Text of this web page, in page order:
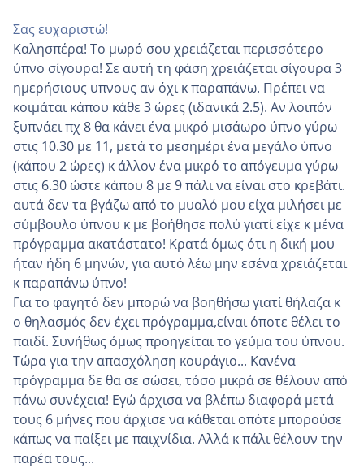
Σας ευχαριστώ!
Καλησπέρα! Το μωρό σου χρειάζεται περισσότερο
ύπνο σίγουρα! Σε αυτή τη φάση χρειάζεται σίγουρα 3
ημερήσιους υπνους αν όχι κ παραπάνω. Πρέπει να
κοιμάται κάπου κάθε 3 ώρες (ιδανικά 2.5). Αν λοιπόν
ξυπνάει πχ 8 θα κάνει ένα μικρό μισάωρο ύπνο γύρω
στις 10.30 με 11, μετά το μεσημέρι ένα μεγάλο ύπνο
(κάπου 2 ώρες) κ άλλον ένα μικρό το απόγευμα γύρω
στις 6.30 ώστε κάπου 8 με 9 πάλι να είναι στο κρεβάτι.
αυτά δεν τα βγάζω από το μυαλό μου είχα μιλήσει με
σύμβουλο ύπνου κ με βοήθησε πολύ γιατί είχε κ μένα
πρόγραμμα ακατάστατο! Κρατά όμως ότι η δική μου
ήταν ήδη 6 μηνών, για αυτό λέω μην εσένα χρειάζεται
κ παραπάνω ύπνο!
Για το φαγητό δεν μπορώ να βοηθήσω γιατί θήλαζα κ
ο θηλασμός δεν έχει πρόγραμμα,είναι όποτε θέλει το
παιδί. Συνήθως όμως προηγείται το γεύμα του ύπνου.
Τώρα για την απασχόληση κουράγιο... Κανένα
πρόγραμμα δε θα σε σώσει, τόσο μικρά σε θέλουν από
πάνω συνέχεια! Εγώ άρχισα να βλέπω διαφορά μετά
τους 6 μήνες που άρχισε να κάθεται οπότε μπορούσε
κάπως να παίξει με παιχνίδια. Αλλά κ πάλι θέλουν την
παρέα τους...